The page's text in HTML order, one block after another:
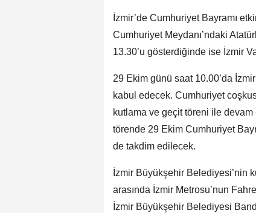
İzmir’de Cumhuriyet Bayramı
Cumhuriyet Meydanı’ndaki
13.30’u gösterdiğinde ise İzmir
29 Ekim günü saat 10.00’da
kabul edecek. Cumhuriyet
kutlama ve geçit töreni ile
törende 29 Ekim Cumhuriyet
de takdim edilecek.
İzmir Büyükşehir Belediyesi’nin
arasında İzmir Metrosu’nun
İzmir Büyükşehir Belediyesi